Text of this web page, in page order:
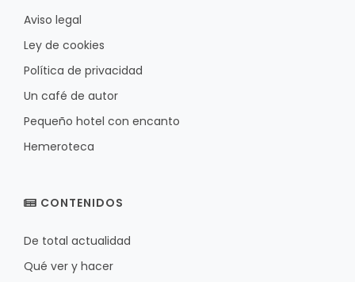
Aviso legal
Ley de cookies
Política de privacidad
Un café de autor
Pequeño hotel con encanto
Hemeroteca
CONTENIDOS
De total actualidad
Qué ver y hacer